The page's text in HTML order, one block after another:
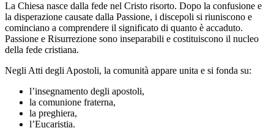
La Chiesa nasce dalla fede nel Cristo risorto. Dopo la confusione e
la disperazione causate dalla Passione, i discepoli si riuniscono e
cominciano a comprendere il significato di quanto è accaduto.
Passione e Risurrezione sono inseparabili e costituiscono il nucleo
della fede cristiana.
Negli Atti degli Apostoli, la comunità appare unita e si fonda su:
l’insegnamento degli apostoli,
la comunione fraterna,
la preghiera,
l’Eucaristia.